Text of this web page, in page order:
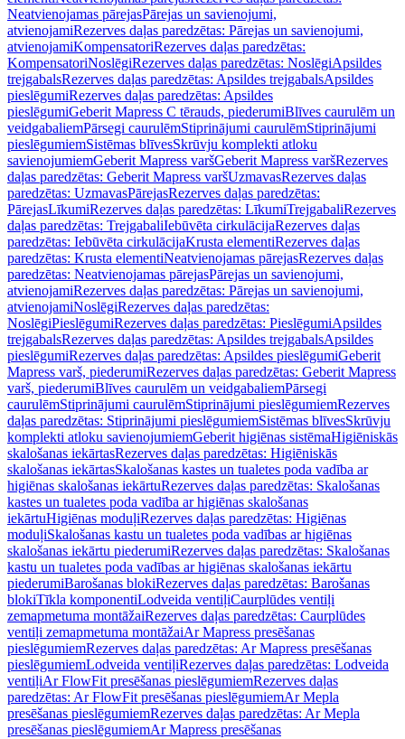
Neatvienojamas pārejasPārejas un savienojumi,
atvienojamiRezerves daļas paredzētas: Pārejas un savienojumi,
atvienojamiKompensatoriRezerves daļas paredzētas:
KompensatoriNoslēgiRezerves daļas paredzētas: NoslēgiApsildes
trejgabalsRezerves daļas paredzētas: Apsildes trejgabalsApsildes
pieslēgumiRezerves daļas paredzētas: Apsildes
pieslēgumiGeberit Mapress C tērauds, piederumiBlīves caurulēm un
veidgabaliemPārsegi caurulēmStiprinājumi caurulēmStiprinājumi
pieslēgumiemSistēmas blīvesSkrūvju komplekti atloku
savienojumiemGeberit Mapress varšGeberit Mapress varšRezerves
daļas paredzētas: Geberit Mapress varšUzmavasRezerves daļas
paredzētas: UzmavasPārejasRezerves daļas paredzētas:
PārejasLīkumiRezerves daļas paredzētas: LīkumiTrejgabaliRezerves
daļas paredzētas: TrejgabaliIebūvēta cirkulācijaRezerves daļas
paredzētas: Iebūvēta cirkulācijaKrusta elementiRezerves daļas
paredzētas: Krusta elementiNeatvienojamas pārejasRezerves daļas
paredzētas: Neatvienojamas pārejasPārejas un savienojumi,
atvienojamiRezerves daļas paredzētas: Pārejas un savienojumi,
atvienojamiNoslēgiRezerves daļas paredzētas:
NoslēgiPieslēgumiRezerves daļas paredzētas: PieslēgumiApsildes
trejgabalsRezerves daļas paredzētas: Apsildes trejgabalsApsildes
pieslēgumiRezerves daļas paredzētas: Apsildes pieslēgumiGeberit
Mapress varš, piederumiRezerves daļas paredzētas: Geberit Mapress
varš, piederumiBlīves caurulēm un veidgabaliemPārsegi
caurulēmStiprinājumi caurulēmStiprinājumi pieslēgumiemRezerves
daļas paredzētas: Stiprinājumi pieslēgumiemSistēmas blīvesSkrūvju
komplekti atloku savienojumiemGeberit higiēnas sistēmaHigiēniskās
skalošanas iekārtasRezerves daļas paredzētas: Higiēniskās
skalošanas iekārtasSkalošanas kastes un tualetes poda vadība ar
higiēnas skalošanas iekārtuRezerves daļas paredzētas: Skalošanas
kastes un tualetes poda vadība ar higiēnas skalošanas
iekārtuHigiēnas moduļiRezerves daļas paredzētas: Higiēnas
moduļiSkalošanas kastu un tualetes poda vadības ar higiēnas
skalošanas iekārtu piederumiRezerves daļas paredzētas: Skalošanas
kastu un tualetes poda vadības ar higiēnas skalošanas iekārtu
piederumiBarošanas blokiRezerves daļas paredzētas: Barošanas
blokiTīkla komponentiLodveida ventiļiCaurplūdes ventiļi
zemapmetuma montāžaiRezerves daļas paredzētas: Caurplūdes
ventiļi zemapmetuma montāžaiAr Mapress presēšanas
pieslēgumiemRezerves daļas paredzētas: Ar Mapress presēšanas
pieslēgumiemLodveida ventiļiRezerves daļas paredzētas: Lodveida
ventiļiAr FlowFit presēšanas pieslēgumiemRezerves daļas
paredzētas: Ar FlowFit presēšanas pieslēgumiemAr Mepla
presēšanas pieslēgumiemRezerves daļas paredzētas: Ar Mepla
presēšanas pieslēgumiemAr Mapress presēšanas